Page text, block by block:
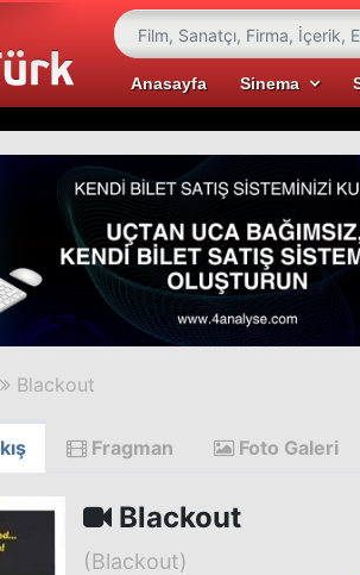
Anasayfa Sinema
Blackout
Fragman Foto Galeri
Blackout
(Blackout)